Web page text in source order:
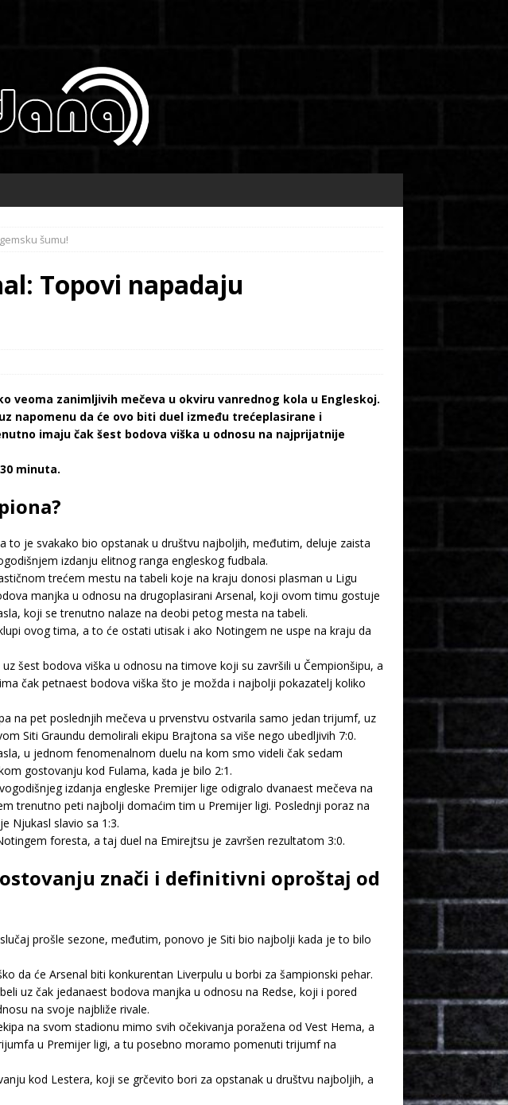
šumu!
Topovi napadaju
veoma zanimljivih mečeva u okviru vanrednog kola u Engleskoj.
napomenu da će ovo biti duel između trećeplasirane i
imaju čak šest bodova viška u odnosu na najprijatnije
minuta.
to je svakako bio opstanak u društvu najboljih, međutim, deluje zaista
izdanju elitnog ranga engleskog fudbala.
trećem mestu na tabeli koje na kraju donosi plasman u Ligu
manjka u odnosu na drugoplasirani Arsenal, koji ovom timu gostuje
koji se trenutno nalaze na deobi petog mesta na tabeli.
ovog tima, a to će ostati utisak i ako Notingem ne uspe na kraju da
šest bodova viška u odnosu na timove koji su završili u Čempionšipu, a
čak petnaest bodova viška što je možda i najbolji pokazatelj koliko
na pet poslednjih mečeva u prvenstvu ostvarila samo jedan trijumf, uz
Siti Graundu demolirali ekipu Brajtona sa više nego ubedljivih 7:0.
u jednom fenomenalnom duelu na kom smo videli čak sedam
gostovanju kod Fulama, kada je bilo 2:1.
izdanja engleske Premijer lige odigralo dvanaest mečeva na
trenutno peti najbolji domaćim tim u Premijer ligi. Poslednji poraz na
Njukasl slavio sa 1:3.
foresta, a taj duel na Emirejtsu je završen rezultatom 3:0.
znači i definitivni oproštaj od
prošle sezone, međutim, ponovo je Siti bio najbolji kada je to bilo
da će Arsenal biti konkurentan Liverpulu u borbi za šampionski pehar.
uz čak jedanaest bodova manjka u odnosu na Redse, koji i pored
na svoje najbliže rivale.
na svom stadionu mimo svih očekivanja poražena od Vest Hema, a
u Premijer ligi, a tu posebno moramo pomenuti trijumf na
kod Lestera, koji se grčevito bori za opstanak u društvu najboljih, a